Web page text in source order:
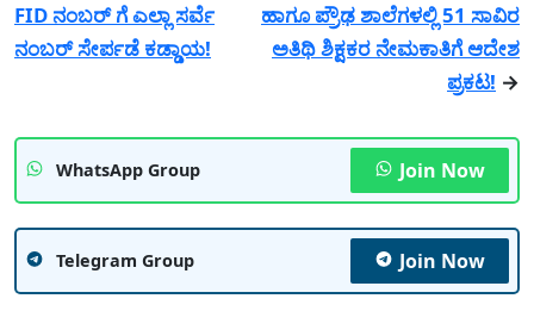
FID ನಂಬರ್ ಗೆ ಎಲ್ಲಾ ಸರ್ವೆ
ನಂಬರ್ ಸೇರ್ಪಡೆ ಕಡ್ಡಾಯ!
ಹಾಗೂ ಪ್ರೌಢ ಶಾಲೆಗಳಲ್ಲಿ 51 ಸಾವಿರ
ಅತಿಥಿ ಶಿಕ್ಷಕರ ನೇಮಕಾತಿಗೆ ಆದೇಶ
ಪ್ರಕಟ! →
WhatsApp Group Join Now
Telegram Group Join Now